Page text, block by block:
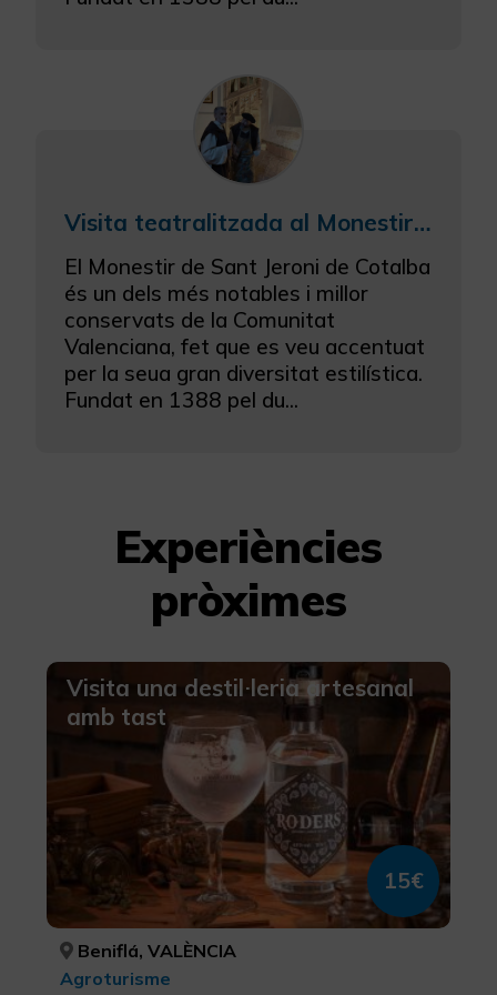
Visita teatralitzada al Monestir de Sant Jeroni de Cotalba
El Monestir de Sant Jeroni de Cotalba
és un dels més notables i millor
conservats de la Comunitat
Valenciana, fet que es veu accentuat
per la seua gran diversitat estilística.
Fundat en 1388 pel du...
Experiències
pròximes
Visita una destil·leria artesanal
amb tast
15€
Beniflá, VALÈNCIA
Agroturisme